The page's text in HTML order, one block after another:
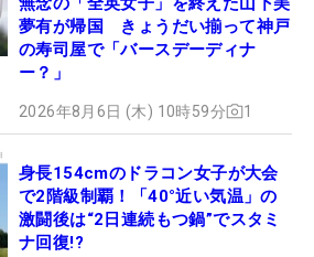
夢有が帰国 きょうだい揃って神戸
の寿司屋で「バースデーディナ
ー？」
2026年8月6日 (木) 10時59分 1
身長154cmのドラコン女子が大会
で2階級制覇！「40°近い気温」の
激闘後は“2日連続もつ鍋”でスタミ
ナ回復!?